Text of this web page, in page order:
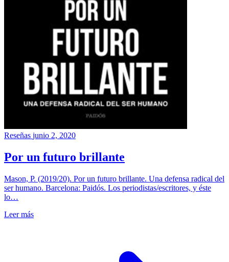
Reseñas junio 2, 2020
Por un futuro brillante
Mason, P. (2019/20). Por un futuro brillante. Una defensa radical del
ser humano. Barcelona: Paidós. Los periodistas/escritores, y éste
lo…
Leer más